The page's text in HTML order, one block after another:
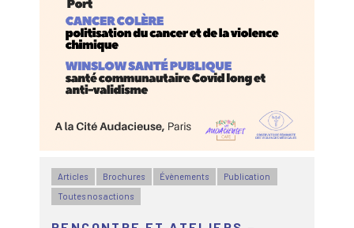
Articles Brochures Évènements
Publication
Toutes nos actions